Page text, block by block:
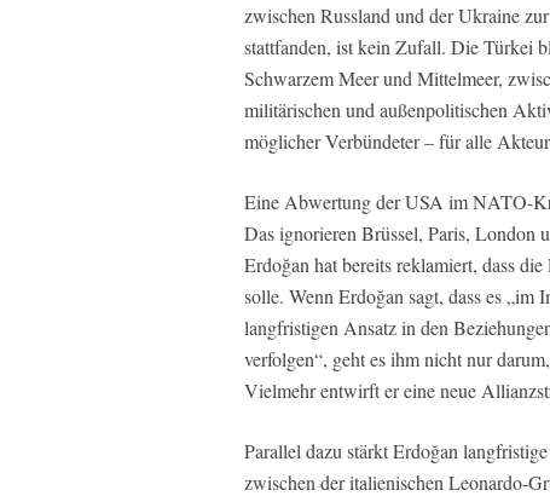
zwischen Russland und der Ukraine
stattfanden, ist kein Zufall. Die Türkei
Schwarzem Meer und Mittelmeer,
militärischen und außenpolitischen
möglicher Verbündeter – für alle
Eine Abwertung der USA im NATO-
Das ignorieren Brüssel, Paris, London
Erdoğan hat bereits reklamiert, dass
solle. Wenn Erdoğan sagt, dass es „im
langfristigen Ansatz in den
verfolgen“, geht es ihm nicht nur
Vielmehr entwirft er eine neue
Parallel dazu stärkt Erdoğan
zwischen der italienischen Leonardo-